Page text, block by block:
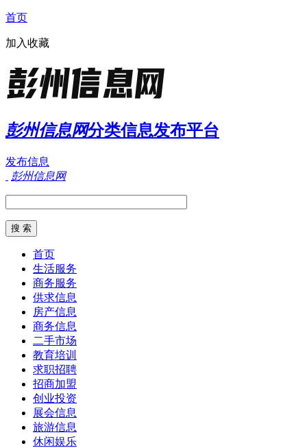
首页
加入收藏
彭州信息网分类信息发布平台
发布信息
彭州信息网
首页
生活服务
商务服务
供求信息
房产信息
商务信息
二手市场
教育培训
求职招聘
招商加盟
创业投资
展会信息
旅游信息
休闲娱乐